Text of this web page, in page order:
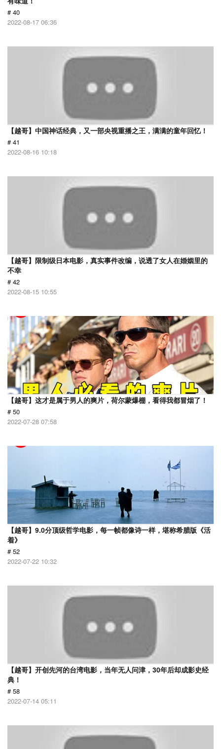
# 40
2022-08-17 06:36
【越哥】中国神话经典，又一部央视重播之王，满满的童年回忆！
# 41
2022-08-16 10:18
【越哥】限制级日本电影，真实事件改编，说透了女人在婚姻里的
不幸
# 42
2022-08-15 10:55
【越哥】这才是属于男人的爽片，荷尔蒙爆棚，看得我都冒烟了！
# 50
2022-07-28 07:58
【越哥】9.0分顶级哲学电影，每一帧都像诗一样，堪称希腊版《活
着》
# 52
2022-07-22 10:32
【越哥】开创先河的台湾电影，当年无人问津，30年后却成影史经
典！
# 58
2022-07-14 05:11